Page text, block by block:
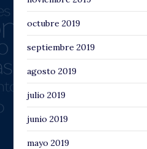
octubre 2019
septiembre 2019
agosto 2019
julio 2019
junio 2019
mayo 2019